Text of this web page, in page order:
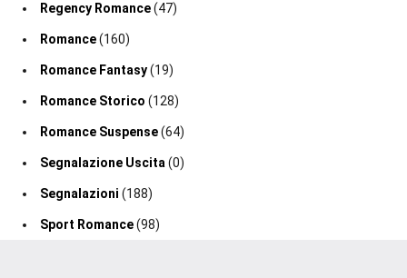
Regency Romance(47)
Romance(160)
Romance Fantasy(19)
Romance Storico (128)
Romance Suspense(64)
Segnalazione Uscita (0)
Segnalazioni (188)
Sport Romance(98)